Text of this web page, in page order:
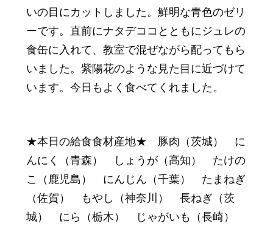
いの目にカットしました。鮮明な青色のゼリ
ーです。直前にナタデココとともにジュレの
食缶に入れて、教室で混ぜながら配ってもら
いました。紫陽花のような見た目に近づけて
います。今日もよく食べてくれました。
★本日の給食食材産地★ 豚肉（茨城） に
んにく（青森） しょうが（高知） たけの
こ（鹿児島） にんじん（千葉） たまねぎ
（佐賀） もやし（神奈川） 長ねぎ（茨
城） にら（栃木） じゃがいも（長崎）